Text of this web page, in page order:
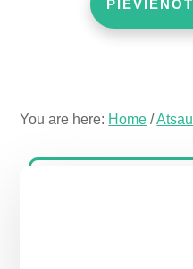
You are here: Home /